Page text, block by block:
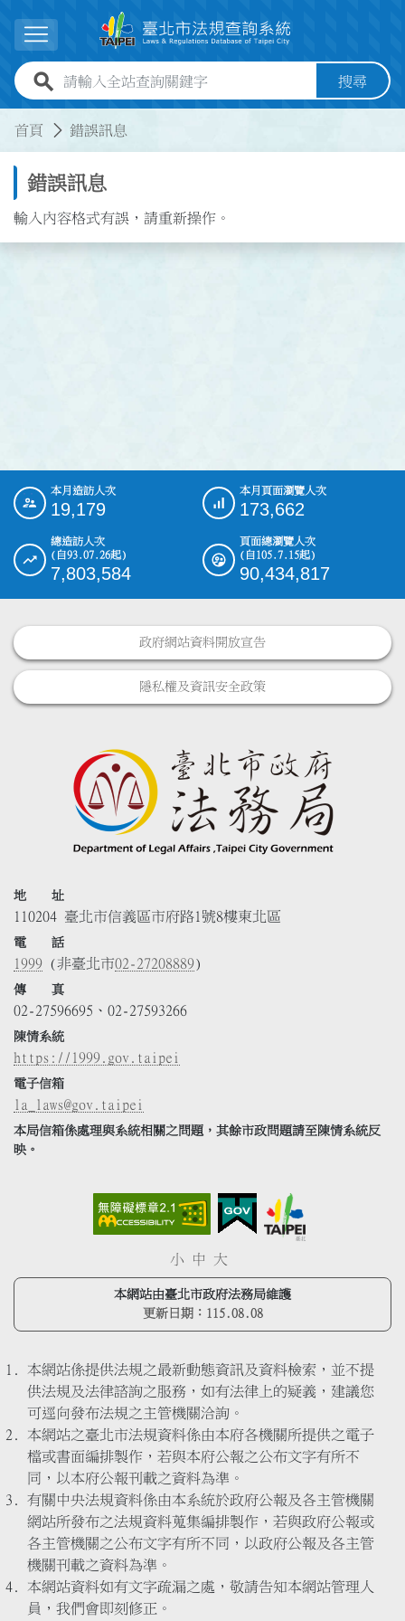
展開選單
全站查詢關鍵字欄位 搜尋
首頁 錯誤訊息
錯誤訊息
輸入內容格式有誤，請重新操作。
::: 本月造訪人次
19,179
本月頁面瀏覽人次
173,662
總造訪人次
(自93.07.26起)
7,803,584
頁面總瀏覽人次
(自105.7.15起)
90,434,817
政府網站資料開放宣告
隱私權及資訊安全政策
地 址
110204 臺北市信義區市府路1號8樓東北區
電 話
1999 (非臺北市02-27208889)
傳 真
02-27596695、02-27593266
陳情系統
https://1999.gov.taipei
電子信箱
la_laws@gov.taipei
本局信箱係處理與系統相關之問題，其餘市政問題請至陳情系統反
映。
小 中 大
本網站由臺北市政府法務局維護
更新日期： 115.08.08
本網站係提供法規之最新動態資訊及資料檢索，並不提
供法規及法律諮詢之服務，如有法律上的疑義，建議您
可逕向發布法規之主管機關洽詢。
本網站之臺北市法規資料係由本府各機關所提供之電子
檔或書面編排製作，若與本府公報之公布文字有所不
同，以本府公報刊載之資料為準。
有關中央法規資料係由本系統於政府公報及各主管機關
網站所發布之法規資料蒐集編排製作，若與政府公報或
各主管機關之公布文字有所不同，以政府公報及各主管
機關刊載之資料為準。
本網站資料如有文字疏漏之處，敬請告知本網站管理人
員，我們會即刻修正。